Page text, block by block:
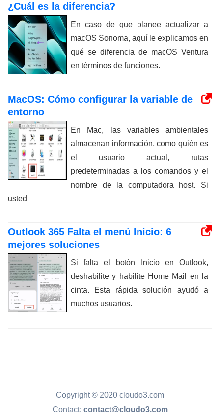
¿Cuál es la diferencia?
En caso de que planee actualizar a
macOS Sonoma, aquí le explicamos en
qué se diferencia de macOS Ventura
en términos de funciones.
MacOS: Cómo configurar la variable de
entorno
En Mac, las variables ambientales
almacenan información, como quién es
el usuario actual, rutas
predeterminadas a los comandos y el
nombre de la computadora host. Si
usted
Outlook 365 Falta el menú Inicio: 6
mejores soluciones
Si falta el botón Inicio en Outlook,
deshabilite y habilite Home Mail en la
cinta. Esta rápida solución ayudó a
muchos usuarios.
Copyright © 2020 cloudo3.com
Contact: contact@cloudo3.com